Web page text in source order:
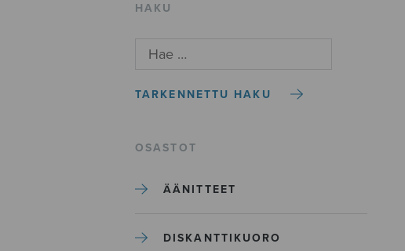
HAKU
TARKENNETTU HAKU
OSASTOT
ÄÄNITTEET
DISKANTTIKUORO